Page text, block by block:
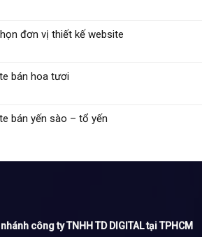
đơn vị thiết kế website
bán hoa tươi
bán yến sào – tổ yến
công ty TNHH TD DIGITAL tại TPHCM